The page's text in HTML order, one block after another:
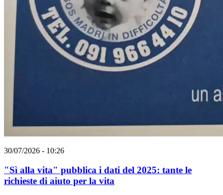
30/07/2026 - 10:26
"Sì alla vita" pubblica i dati del 2025: tante le
richieste di aiuto per la vita